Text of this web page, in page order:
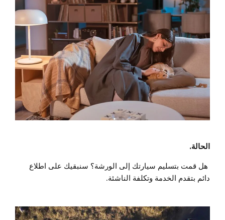
الحالة.
هل قمت بتسليم سيارتك إلى الورشة؟ سنبقيك على اطلاع
دائم بتقدم الخدمة وتكلفة الناشئة.